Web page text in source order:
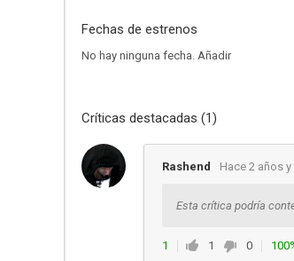
Fechas de estrenos
No hay ninguna fecha. Añadir
Críticas destacadas (1)
Rashend Hace 2 años
Esta crítica podría
1 1 0